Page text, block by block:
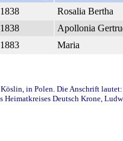
Rosalia Bertha
Apollonia
Maria
in Polen. Die Anschrift
Deutsch Krone,